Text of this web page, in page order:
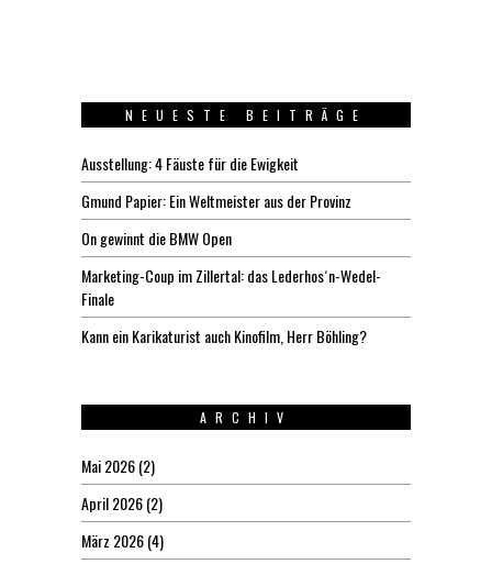
NEUESTE BEITRÄGE
Ausstellung: 4 Fäuste für die Ewigkeit
Gmund Papier: Ein Weltmeister aus der Provinz
On gewinnt die BMW Open
Marketing-Coup im Zillertal: das Lederhos´n-Wedel-
Finale
Kann ein Karikaturist auch Kinofilm, Herr Böhling?
ARCHIV
Mai 2026(2)
April 2026(2)
März 2026(4)